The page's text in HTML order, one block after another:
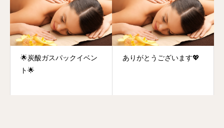
🌟炭酸ガスパックイベン
ト🌟
ありがとうございます💖